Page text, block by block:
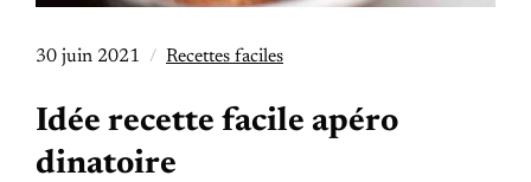
30 juin 2021 Recettes faciles
Idée recette facile apéro
dinatoire